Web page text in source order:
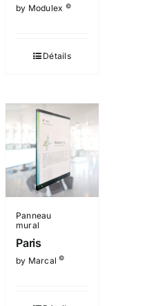
by Modulex ©
Détails
Panneau
mural
Paris
by Marcal©